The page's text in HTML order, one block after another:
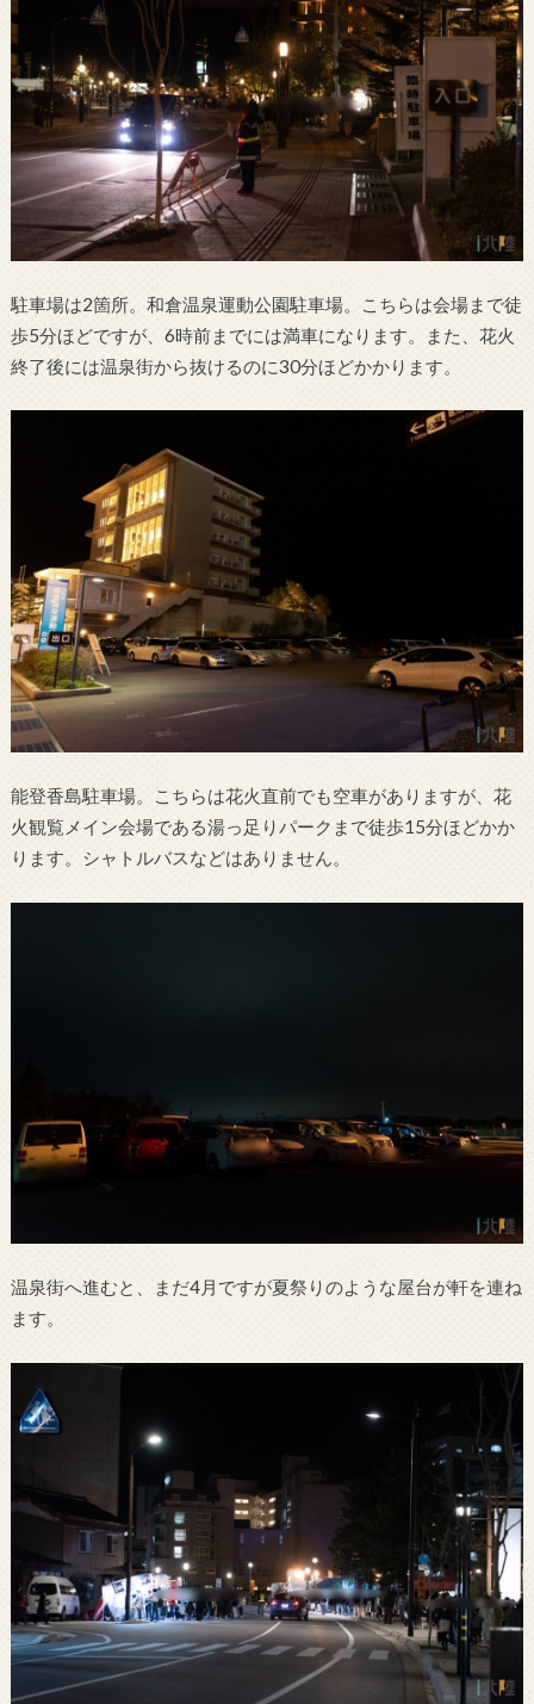
駐車場は2箇所。和倉温泉運動公園駐車場。こちらは会場まで徒
歩5分ほどですが、6時前までには満車になります。また、花火
終了後には温泉街から抜けるのに30分ほどかかります。
能登香島駐車場。こちらは花火直前でも空車がありますが、花
火観覧メイン会場である湯っ足りパークまで徒歩15分ほどかか
ります。シャトルバスなどはありません。
温泉街へ進むと、まだ4月ですが夏祭りのような屋台が軒を連ね
ます。